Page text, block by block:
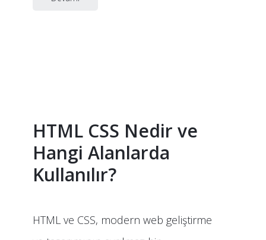
HTML CSS Nedir ve
Hangi Alanlarda
Kullanılır?
HTML ve CSS, modern web geliştirme